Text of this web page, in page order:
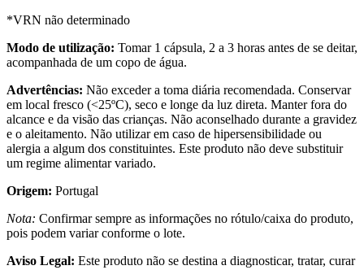
*VRN não determinado
Modo de utilização: Tomar 1 cápsula, 2 a 3 horas antes de se deitar,
acompanhada de um copo de água.
Advertências: Não exceder a toma diária recomendada. Conservar
em local fresco (<25ºC), seco e longe da luz direta. Manter fora do
alcance e da visão das crianças. Não aconselhado durante a gravidez
e o aleitamento. Não utilizar em caso de hipersensibilidade ou
alergia a algum dos constituintes. Este produto não deve substituir
um regime alimentar variado.
Origem: Portugal
Nota: Confirmar sempre as informações no rótulo/caixa do produto,
pois podem variar conforme o lote.
Aviso Legal: Este produto não se destina a diagnosticar, tratar, curar